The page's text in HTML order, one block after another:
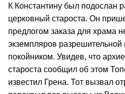
К Константину был подослан
церковный староста. Он
предлогом заказа для храма
экземпляров
покойником. Увидев, что
староста сообщил об этом
известил Грена. Тот вызвал